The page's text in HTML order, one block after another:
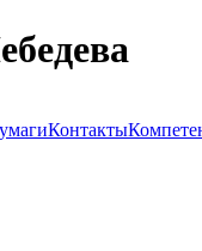
Контакты